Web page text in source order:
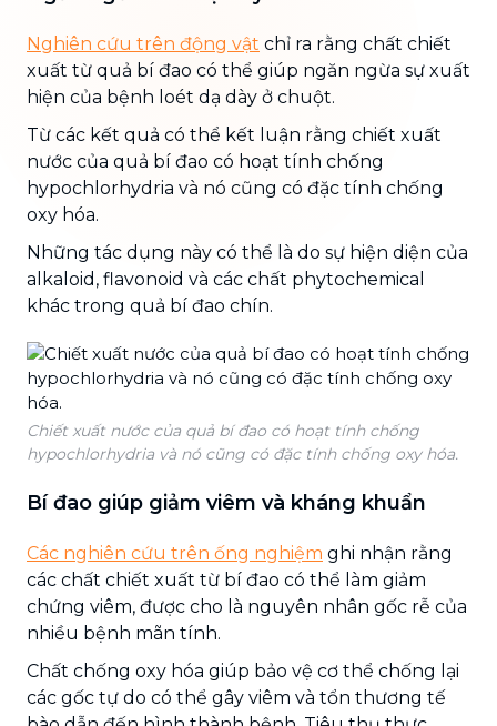
Nghiên cứu trên động vật chỉ ra rằng chất chiết
xuất từ ​​quả bí đao có thể giúp ngăn ngừa sự xuất
hiện của bệnh loét dạ dày ở chuột.
Từ các kết quả có thể kết luận rằng chiết xuất
nước của quả bí đao có hoạt tính chống
hypochlorhydria và nó cũng có đặc tính chống
oxy hóa.
Những tác dụng này có thể là do sự hiện diện của
alkaloid, flavonoid và các chất phytochemical
khác trong quả bí đao chín.
Chiết xuất nước của quả bí đao có hoạt tính chống
hypochlorhydria và nó cũng có đặc tính chống oxy hóa.
Bí đao giúp giảm viêm và kháng khuẩn
Các nghiên cứu trên ống nghiệm ghi nhận rằng
các chất chiết xuất từ ​​bí đao có thể làm giảm
chứng viêm, được cho là nguyên nhân gốc rễ của
nhiều bệnh mãn tính.
Chất chống oxy hóa giúp bảo vệ cơ thể chống lại
các gốc tự do có thể gây viêm và tổn thương tế